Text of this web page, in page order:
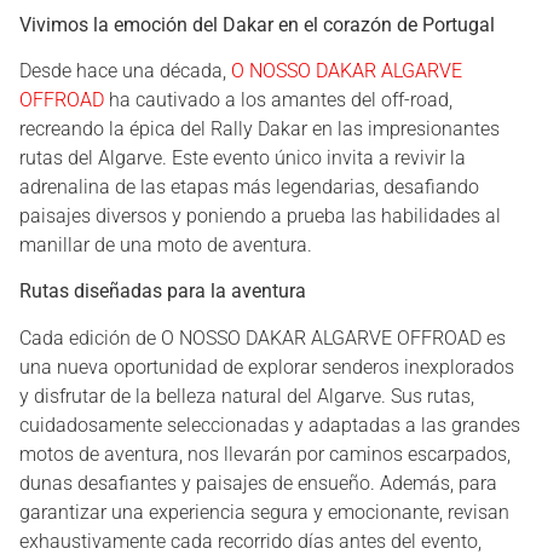
Vivimos la emoción del Dakar en el corazón de Portugal
Desde hace una década, O NOSSO DAKAR ALGARVE
OFFROAD ha cautivado a los amantes del off-road,
recreando la épica del Rally Dakar en las impresionantes
rutas del Algarve. Este evento único invita a revivir la
adrenalina de las etapas más legendarias, desafiando
paisajes diversos y poniendo a prueba las habilidades al
manillar de una moto de aventura.
Rutas diseñadas para la aventura
Cada edición de O NOSSO DAKAR ALGARVE OFFROAD es
una nueva oportunidad de explorar senderos inexplorados
y disfrutar de la belleza natural del Algarve. Sus rutas,
cuidadosamente seleccionadas y adaptadas a las grandes
motos de aventura, nos llevarán por caminos escarpados,
dunas desafiantes y paisajes de ensueño. Además, para
garantizar una experiencia segura y emocionante, revisan
exhaustivamente cada recorrido días antes del evento,